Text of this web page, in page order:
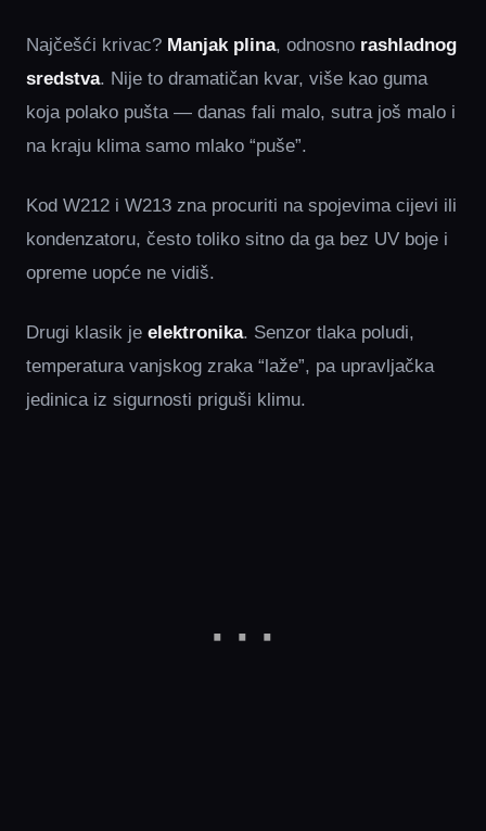
Najčešći krivac? Manjak plina, odnosno rashladnog
sredstva. Nije to dramatičan kvar, više kao guma
koja polako pušta — danas fali malo, sutra još malo i
na kraju klima samo mlako “puše”.
Kod W212 i W213 zna procuriti na spojevima cijevi ili
kondenzatoru, često toliko sitno da ga bez UV boje i
opreme uopće ne vidiš.
Drugi klasik je elektronika. Senzor tlaka poludi,
temperatura vanjskog zraka “laže”, pa upravljačka
jedinica iz sigurnosti priguši klimu.